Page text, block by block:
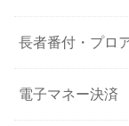
長者番付・プロ
電子マネー決済